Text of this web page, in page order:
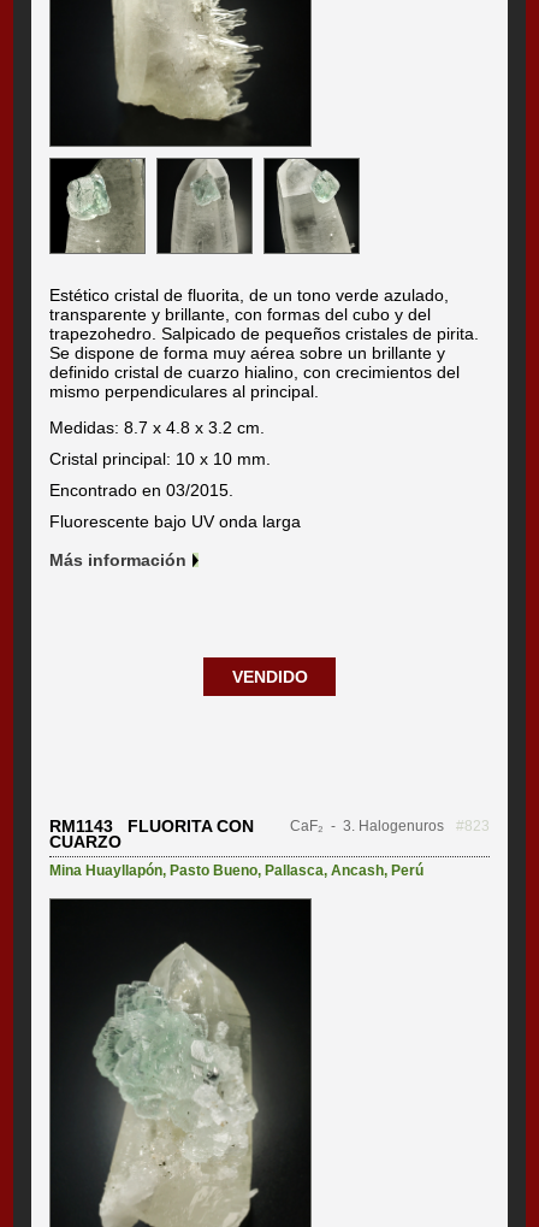
Estético cristal de fluorita, de un tono verde azulado,
transparente y brillante, con formas del cubo y del
trapezohedro. Salpicado de pequeños cristales de pirita.
Se dispone de forma muy aérea sobre un brillante y
definido cristal de cuarzo hialino, con crecimientos del
mismo perpendiculares al principal.
Medidas: 8.7 x 4.8 x 3.2 cm.
Cristal principal: 10 x 10 mm.
Encontrado en 03/2015.
Fluorescente bajo UV onda larga
Más información
VENDIDO
RM1143 FLUORITA CON
CUARZO
CaF₂ - 3. Halogenuros #823
Mina Huayllapón,Pasto Bueno,Pallasca,Ancash,Perú